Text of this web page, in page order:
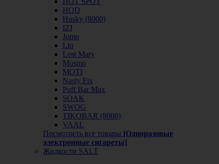
HQD
Husky (8000)
IZI
Jomo
Lio
Lost Mary
Mosmo
MOTI
Nasty Fix
Puff Bar Max
SOAK
SWOG
TIKOBAR (8000)
VAAL
Посмотреть все товары [Одноразовые
электронные сигареты]
Жидкости SALT